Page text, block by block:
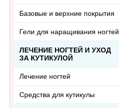
Базовые и верхние покрытия
Гели для наращивания ногтей
ЛЕЧЕНИЕ НОГТЕЙ И УХОД
ЗА КУТИКУЛОЙ
Лечение ногтей
Средства для кутикулы